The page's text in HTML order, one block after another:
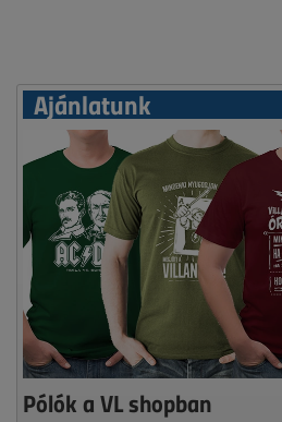
Ajánlatunk
Pólók a VL shopban